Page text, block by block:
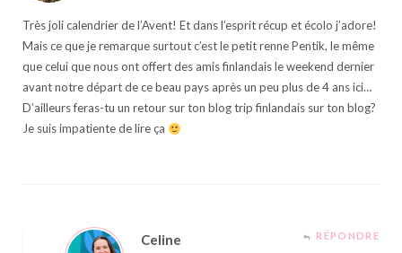
Très joli calendrier de l’Avent! Et dans l’esprit récup et écolo j’adore!
Mais ce que je remarque surtout c’est le petit renne Pentik, le même
que celui que nous ont offert des amis finlandais le weekend dernier
avant notre départ de ce beau pays après un peu plus de 4 ans ici…
D’ailleurs feras-tu un retour sur ton blog trip finlandais sur ton blog?
Je suis impatiente de lire ça
Celine RÉPONDRE